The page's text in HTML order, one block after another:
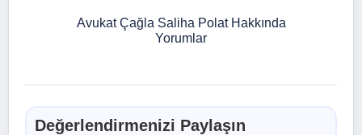
Avukat Çağla Saliha Polat Hakkında
Yorumlar
Değerlendirmenizi Paylaşın